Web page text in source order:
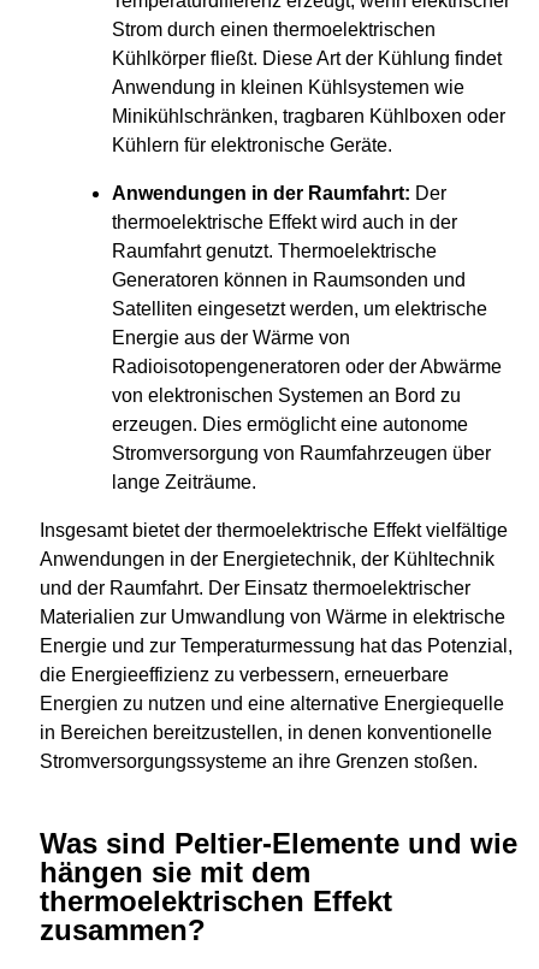
Strom durch einen thermoelektrischen
Kühlkörper fließt. Diese Art der Kühlung findet
Anwendung in kleinen Kühlsystemen wie
Minikühlschränken, tragbaren Kühlboxen oder
Kühlern für elektronische Geräte.
Anwendungen in der Raumfahrt: Der
thermoelektrische Effekt wird auch in der
Raumfahrt genutzt. Thermoelektrische
Generatoren können in Raumsonden und
Satelliten eingesetzt werden, um elektrische
Energie aus der Wärme von
Radioisotopengeneratoren oder der Abwärme
von elektronischen Systemen an Bord zu
erzeugen. Dies ermöglicht eine autonome
Stromversorgung von Raumfahrzeugen über
lange Zeiträume.
Insgesamt bietet der thermoelektrische Effekt vielfältige
Anwendungen in der Energietechnik, der Kühltechnik
und der Raumfahrt. Der Einsatz thermoelektrischer
Materialien zur Umwandlung von Wärme in elektrische
Energie und zur Temperaturmessung hat das Potenzial,
die Energieeffizienz zu verbessern, erneuerbare
Energien zu nutzen und eine alternative Energiequelle
in Bereichen bereitzustellen, in denen konventionelle
Stromversorgungssysteme an ihre Grenzen stoßen.
Was sind Peltier-Elemente und wie
hängen sie mit dem
thermoelektrischen Effekt
zusammen?